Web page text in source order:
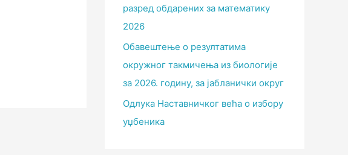
разред обдарених за математику
2026
Обавештење о резултатима
окружног такмичења из биологије
за 2026. годину, за јабланички округ
Одлука Наставничког већа о избору
уџбеника